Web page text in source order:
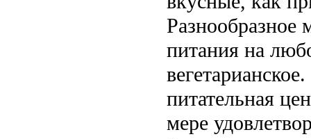
Разнообразное
питания на
питательная
мере